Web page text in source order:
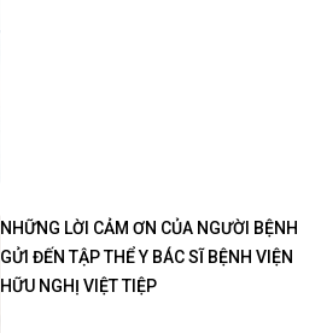
NHỮNG LỜI CẢM ƠN CỦA NGƯỜI BỆNH
GỬI ĐẾN TẬP THỂ Y BÁC SĨ BỆNH VIỆN
HỮU NGHỊ VIỆT TIỆP